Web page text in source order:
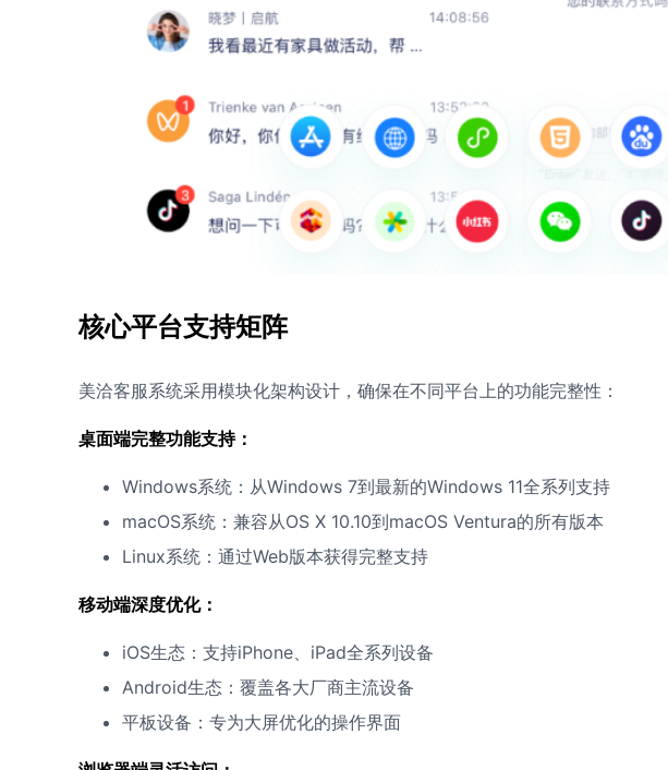
核心平台支持矩阵
美洽客服系统采用模块化架构设计，确保在不同平台上的功能完整性：
桌面端完整功能支持：
Windows系统：从Windows 7到最新的Windows 11全系列支持
macOS系统：兼容从OS X 10.10到macOS Ventura的所有版本
Linux系统：通过Web版本获得完整支持
移动端深度优化：
iOS生态：支持iPhone、iPad全系列设备
Android生态：覆盖各大厂商主流设备
平板设备：专为大屏优化的操作界面